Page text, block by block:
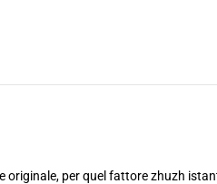
originale, per quel fattore zhuzh